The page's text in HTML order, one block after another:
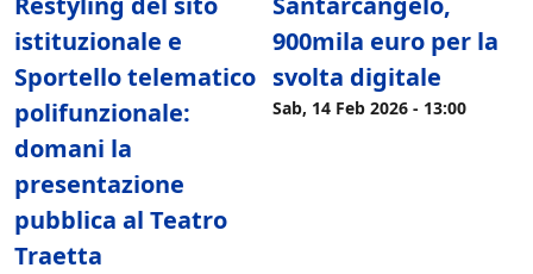
istituzionale e
Sportello telematico
polifunzionale:
domani la
presentazione
pubblica al Teatro
Traetta
900mila euro per la
svolta digitale
Sab, 14 Feb 2026 - 13:00